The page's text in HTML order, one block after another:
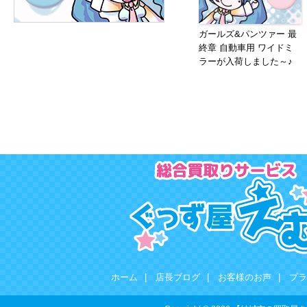
ガールズ&パンツァー 最
終章 自動車用 ワイドミ
ラーが入荷しました～♪
ホーム 店長ブログ お客様のお声 プ